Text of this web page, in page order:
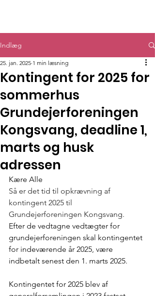
Indlæg
Kontingent for 2025 for
sommerhus
Grundejerforeningen
Kongsvang, deadline 1,
marts og husk
adressen
25. jan. 2025 1 min læsning
Kære Alle
Så er det tid til opkrævning af
kontingent 2025 til
Grundejerforeningen Kongsvang.
Efter de vedtagne vedtægter for
grundejerforeningen skal kontingentet
for indeværende år 2025, være
indbetalt senest den 1. marts 2025.
Kontingentet for 2025 blev af